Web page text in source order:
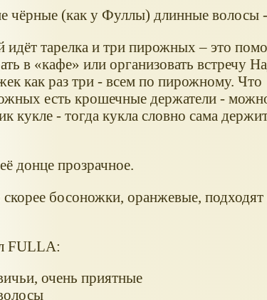
чёрные (как у Фуллы) длинные волосы
идёт тарелка и три пирожных – это
в
кафе
или организовать встречу
как раз три - всем по пирожному. Что
есть крошечные держатели -
кукле - тогда кукла словно сама
донце прозрачное.
босоножки, оранжевые, подходят
FULLA:
очень приятные